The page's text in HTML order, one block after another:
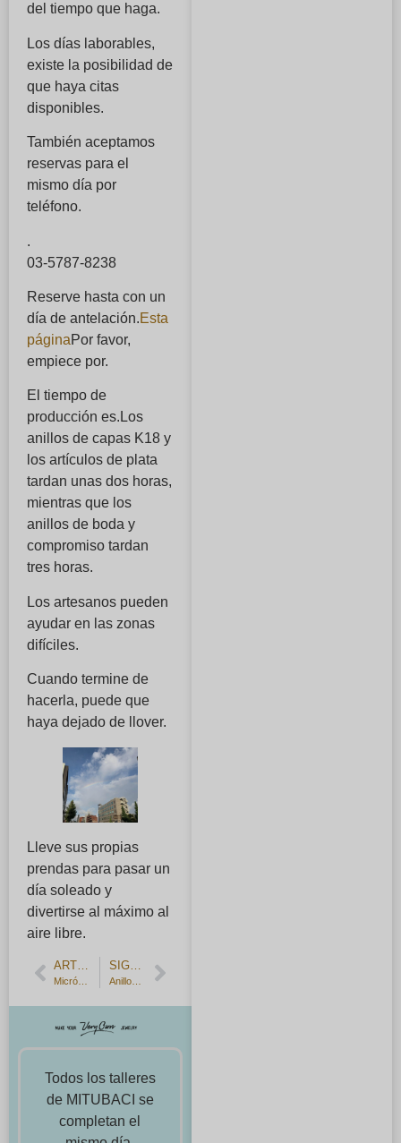
del tiempo que haga.
Los días laborables,
existe la posibilidad de
que haya citas
disponibles.
También aceptamos
reservas para el
mismo día por
teléfono.
.
03-5787-8238
Reserve hasta con un
día de antelación.Esta
páginaPor favor,
empiece por.
El tiempo de
producción es. Los
anillos de capas K18 y
los artículos de plata
tardan unas dos horas,
mientras que los
anillos de boda y
compromiso tardan
tres horas.
Los artesanos pueden
ayudar en las zonas
difíciles.
Cuando termine de
hacerla, puede que
haya dejado de llover.
Lleve sus propias
prendas para pasar un
día soleado y
divertirse al máximo al
aire libre.
ARTÍCULO ANTERIOR SIGUIENTE ARTÍCULO
Todos los talleres
de MITUBACI se
completan el